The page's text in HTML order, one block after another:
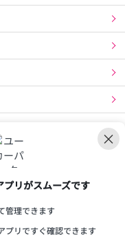
規約
取引法に基づく表示
ディア 掲載情報
×
リがスムーズです
管理できます
プリですぐ確認できます